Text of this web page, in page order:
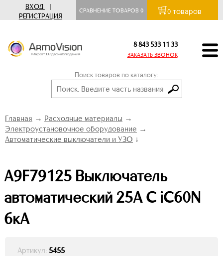
ВХОД
|
РЕГИСТРАЦИЯ
СРАВНЕНИЕ ТОВАРОВ0 0 товаров
8 843 533 11 33
ЗАКАЗАТЬ ЗВОНОК
Поиск товаров по каталогу:
Главная → Расходные материалы →
Электроустановочное оборудование →
Автоматические выключатели и УЗО ↓
A9F79125 Выключатель
автоматический 25А С iC60N
6кА
Артикул: 5455